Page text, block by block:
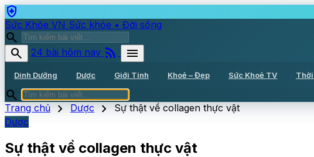
health_and_safety
Sức Khỏe VN Sức khỏe • Đời sống
search
search
24 bài hôm nay rss_feed menu
Dinh Dưỡng Dược Giới Tính Khoẻ – Đẹp Sức Khoẻ TV
search
Trang chủ chevron_right Dược chevron_right Sự thật về collagen thực vật
Dược
Sự thật về collagen thực vật